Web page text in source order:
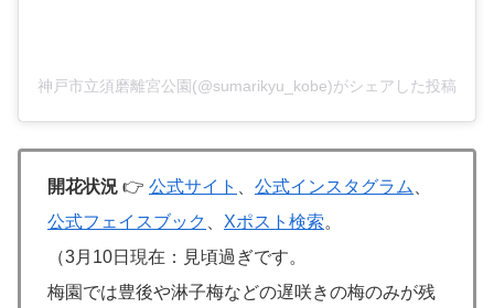
神戸市立須磨離宮公園(@sumarikyu_kobe)がシェアした投稿
開花状況 👉 公式サイト 公式インスタグラム
公式フェイスブック
Xポスト検索。
（3月10日現在：見頃過ぎです。
梅園では豊後や淋子梅などの遅咲きの梅のみが残